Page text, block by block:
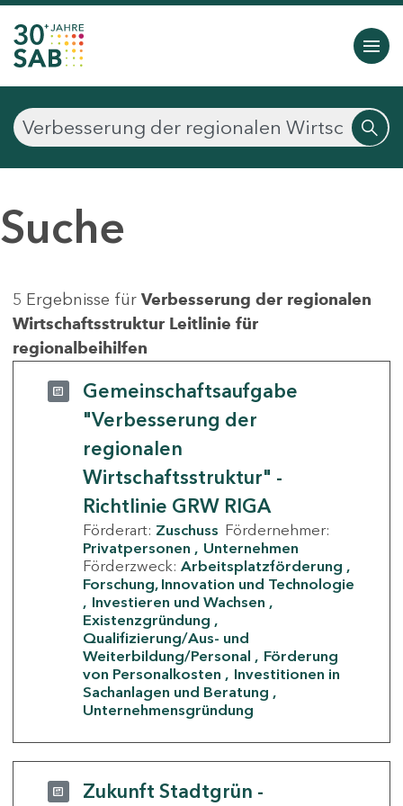
Suche
5 Ergebnisse für Verbesserung der regionalen
Wirtschaftsstruktur Leitlinie für
regionalbeihilfen
Gemeinschaftsaufgabe
"Verbesserung der
regionalen
Wirtschaftsstruktur" -
Richtlinie GRW RIGA
Förderart: Zuschuss Fördernehmer:
Privatpersonen
Unternehmen
Förderzweck: Arbeitsplatzförderung
Forschung, Innovation und Technologie
Investieren und Wachsen
Existenzgründung
Qualifizierung/Aus- und
Weiterbildung/Personal
Förderung
von Personalkosten
Investitionen in
Sachanlagen und Beratung
Unternehmensgründung
Zukunft Stadtgrün -